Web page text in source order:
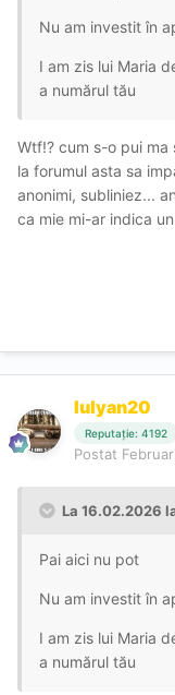
Nu am investit în
I am zis lui Maria
a numărul tău
Wtf!? cum s-o pui ma
la forumul asta sa
anonimi, subliniez...
ca mie mi-ar indica
Iulyan20
Reputație: 4192
Postat
La 16.02.2026
Pai aici nu pot
Nu am investit în
I am zis lui Maria
a numărul tău